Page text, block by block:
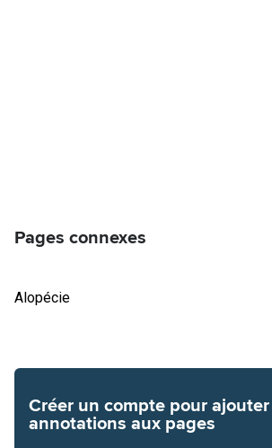
Pages connexes
Alopécie
Créer un compte pour
annotations aux pages